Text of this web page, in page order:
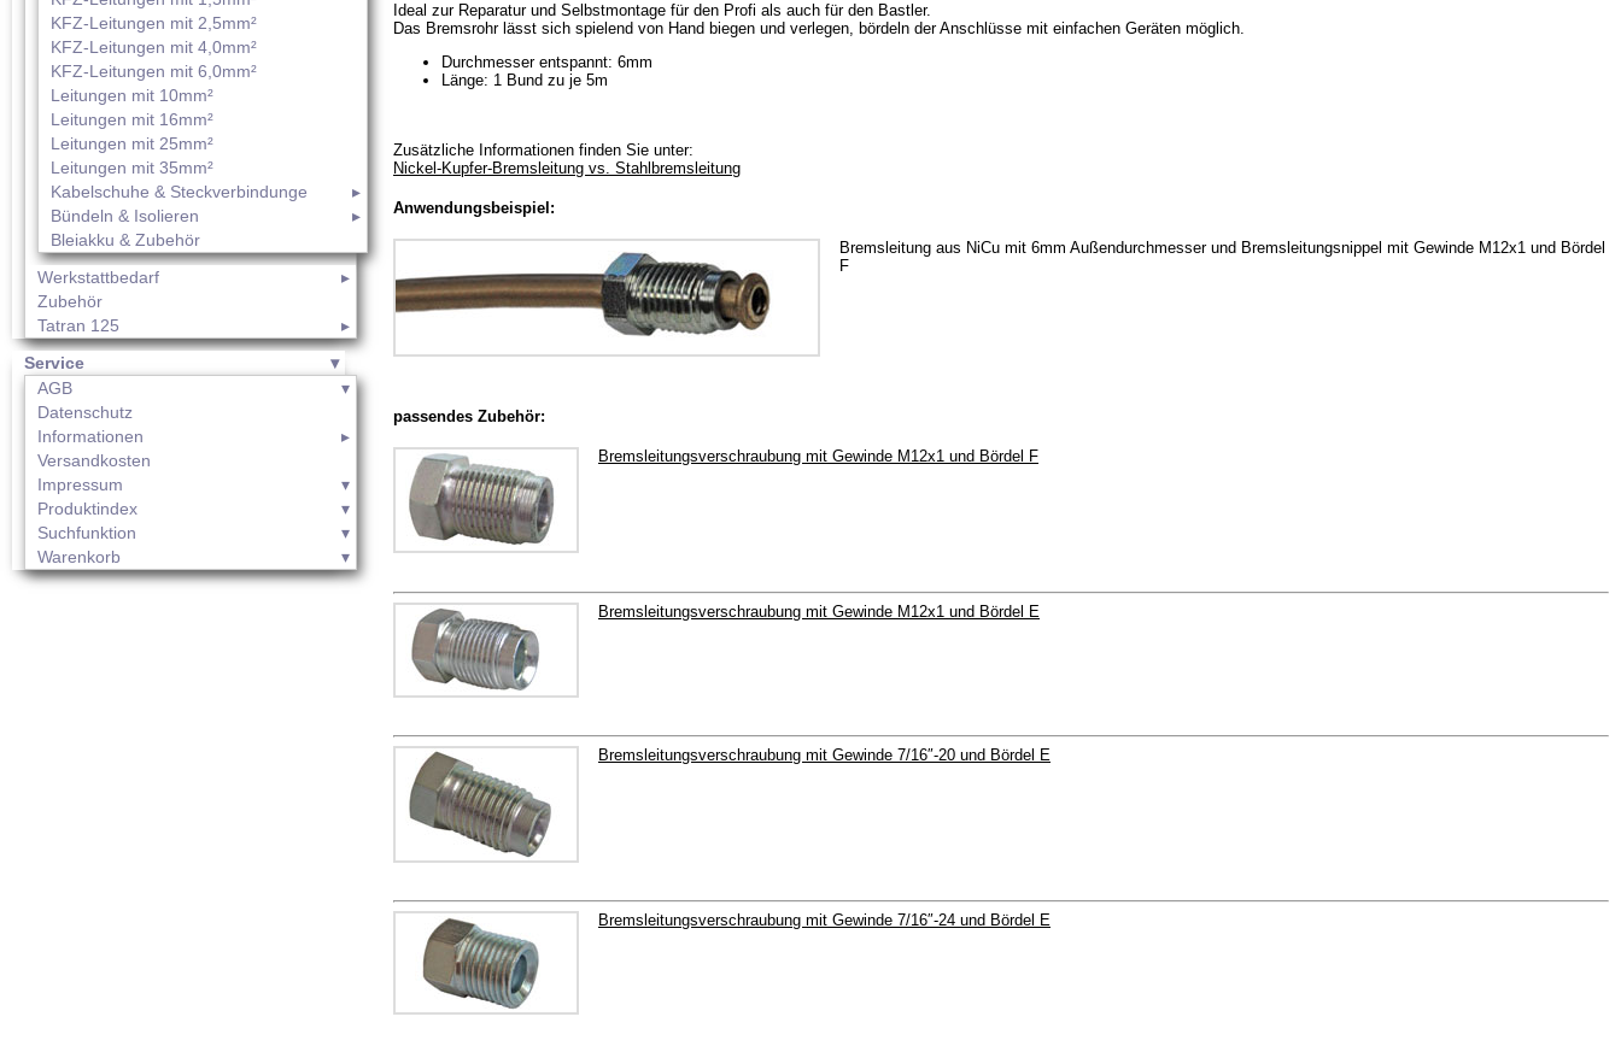
KFZ-Leitungen mit 2,5mm²
KFZ-Leitungen mit 4,0mm²
KFZ-Leitungen mit 6,0mm²
Leitungen mit 10mm²
Leitungen mit 16mm²
Leitungen mit 25mm²
Leitungen mit 35mm²
Kabelschuhe & Steckverbindunge
Bündeln & Isolieren
Bleiakku & Zubehör
Werkstattbedarf
Zubehör
Tatran 125
Service
AGB
Datenschutz
Informationen
Versandkosten
Impressum
Produktindex
Suchfunktion
Warenkorb
Ideal zur Reparatur und Selbstmontage für den Profi als auch für den Bastler.
Das Bremsrohr lässt sich spielend von Hand biegen und verlegen, bördeln der Anschlüsse mit einfachen Geräten möglich.
Durchmesser entspannt: 6mm
Länge: 1 Bund zu je 5m
Zusätzliche Informationen finden Sie unter:
Nickel-Kupfer-Bremsleitung vs. Stahlbremsleitung
Anwendungsbeispiel:
Bremsleitung aus NiCu mit 6mm Außendurchmesser und Bremsleitungsnippel mit Gewinde M12x1 und Bördel
F
passendes Zubehör:
Bremsleitungsverschraubung mit Gewinde M12x1 und Bördel F
Bremsleitungsverschraubung mit Gewinde M12x1 und Bördel E
Bremsleitungsverschraubung mit Gewinde 7/16″-20 und Bördel E
Bremsleitungsverschraubung mit Gewinde 7/16″-24 und Bördel E